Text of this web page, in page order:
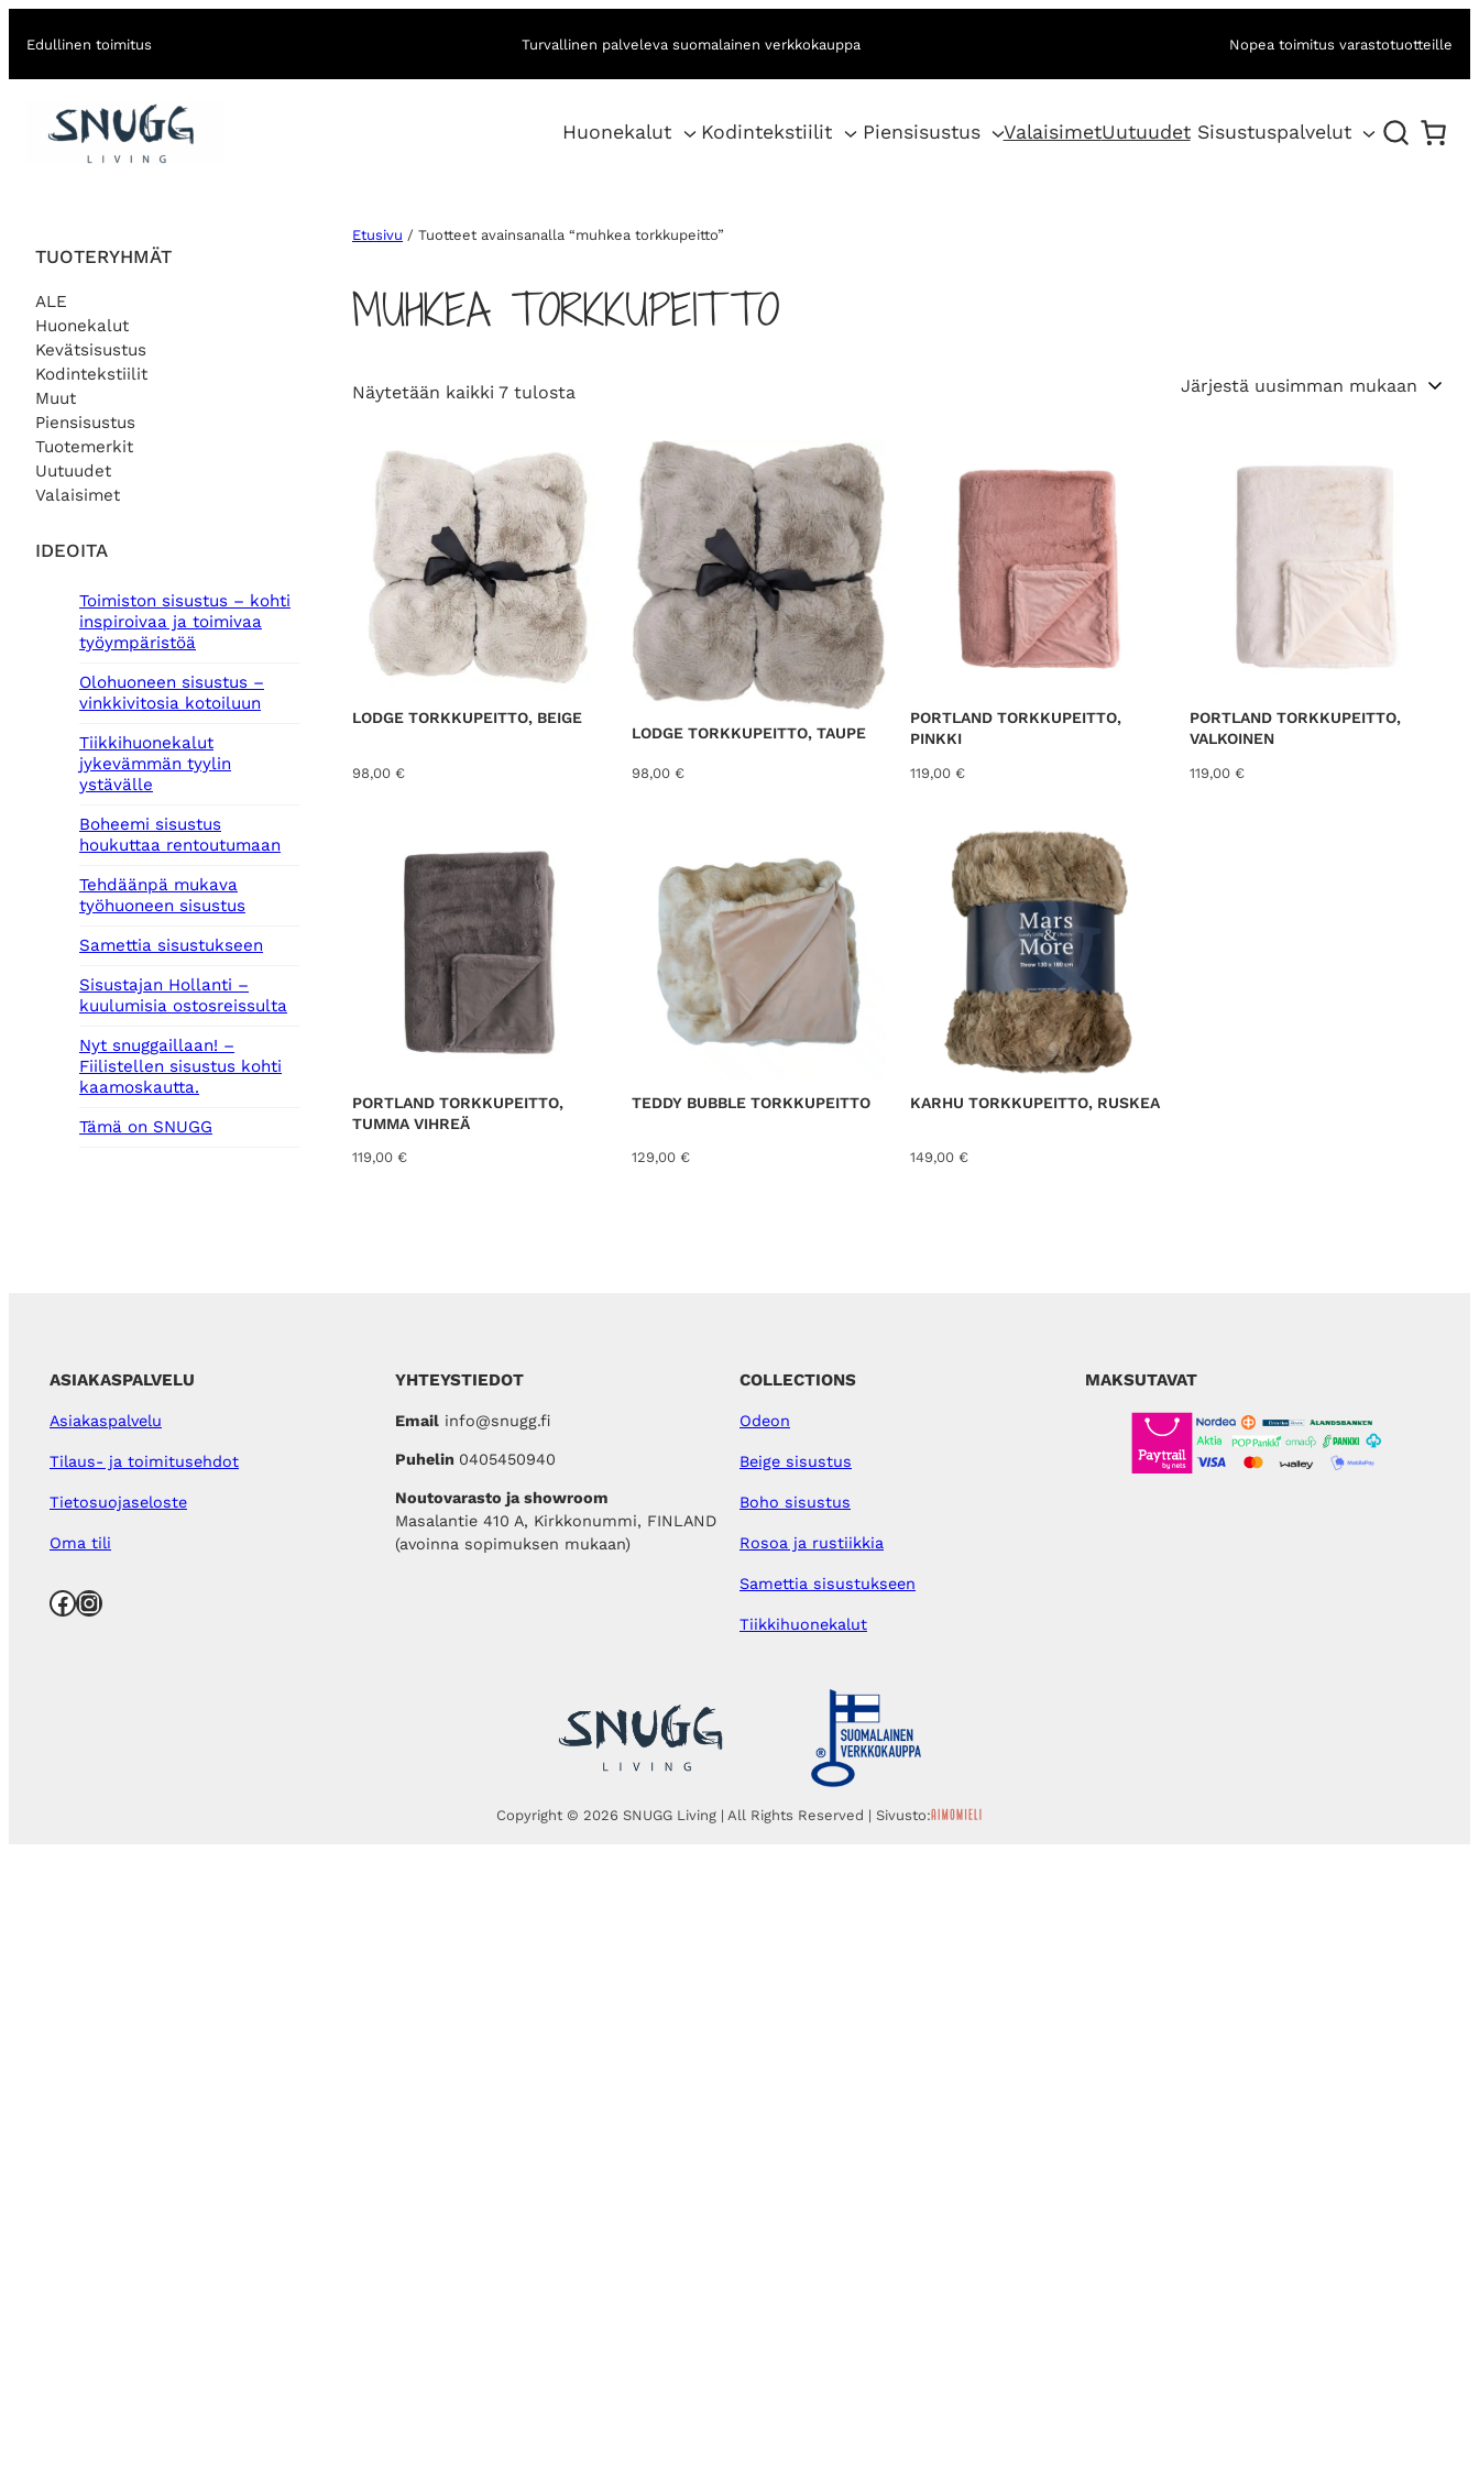
Edullinen toimitus Turvallinen palveleva suomalainen verkkokauppa Nopea toimitus varastotuotteille
Huonekalut Kodintekstiilit Piensisustus ValaisimetUutuudet Sisustuspalvelut
TUOTERYHMÄT
ALE
Huonekalut
Kevätsisustus
Kodintekstiilit
Muut
Piensisustus
Tuotemerkit
Uutuudet
Valaisimet
IDEOITA
Toimiston sisustus – kohti
inspiroivaa ja toimivaa
työympäristöä
Olohuoneen sisustus –
vinkkivitosia kotoiluun
Tiikkihuonekalut
jykevämmän tyylin
ystävälle
Boheemi sisustus
houkuttaa rentoutumaan
Tehdäänpä mukava
työhuoneen sisustus
Samettia sisustukseen
Sisustajan Hollanti –
kuulumisia ostosreissulta
Nyt snuggaillaan! –
Fiilistellen sisustus kohti
kaamoskautta.
Tämä on SNUGG
Etusivu / Tuotteet avainsanalla “muhkea torkkupeitto”
MUHKEA TORKKUPEITTO
Näytetään kaikki 7 tulosta
t
e
d
b
y
l
a
t
s
LODGE TORKKUPEITTO, BEIGE
98,00 €
LODGE TORKKUPEITTO, TAUPE
98,00 €
PORTLAND TORKKUPEITTO,
PINKKI
119,00 €
PORTLAND TORKKUPEITTO,
VALKOINEN
119,00 €
PORTLAND TORKKUPEITTO,
TUMMA VIHREÄ
119,00 €
TEDDY BUBBLE TORKKUPEITTO
129,00 €
KARHU TORKKUPEITTO, RUSKEA
149,00 €
ASIAKASPALVELU
Asiakaspalvelu
Tilaus- ja toimitusehdot
Tietosuojaseloste
Oma tili
Facebook Instagram
YHTEYSTIEDOT
Emailinfo@snugg.fi
Puhelin 0405450940
Noutovarasto ja showroom
Masalantie 410 A, Kirkkonummi, FINLAND
(avoinna sopimuksen mukaan)
COLLECTIONS
Odeon
Beige sisustus
Boho sisustus
Rosoa ja rustiikkia
Samettia sisustukseen
Tiikkihuonekalut
MAKSUTAVAT
Copyright © 2026 SNUGG Living | All Rights Reserved | Sivusto: